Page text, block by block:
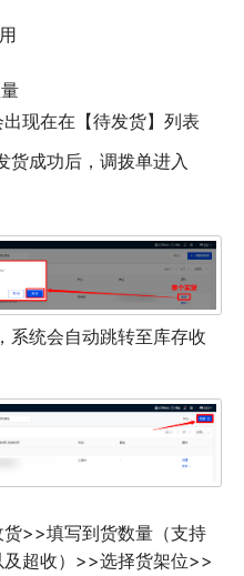
现在在【待发货】列表
货成功后，调拨单进入
系统会自动跳转至库存收
>>填写到货数量（支持
超收） >>选择货架位>>